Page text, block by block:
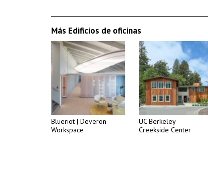
Más Edificios de oficinas
Blueriot | Deveron
Workspace
UC Berkeley
Creekside Center